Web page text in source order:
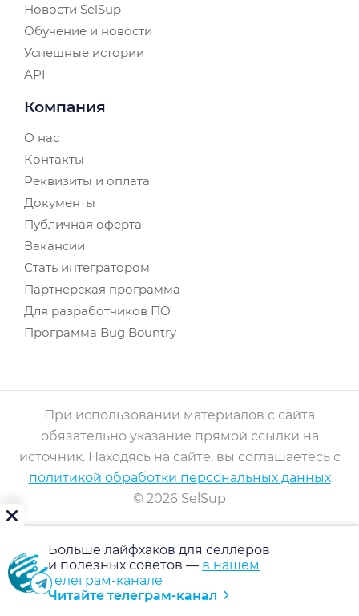
Новости SelSup
Обучение и новости
Успешные истории
API
Компания
О нас
Контакты
Реквизиты и оплата
Документы
Публичная оферта
Вакансии
Стать интегратором
Партнерская программа
Для разработчиков ПО
Программа Bug Bountry
При использовании материалов с сайта
обязательно указание прямой ссылки на
источник. Находясь на сайте, вы соглашаетесь с
политикой обработки персональных данных
© 2026 SelSup
Больше лайфхаков для селлеров
и полезных советов — в нашем
телеграм-канале
Читайте телеграм-канал